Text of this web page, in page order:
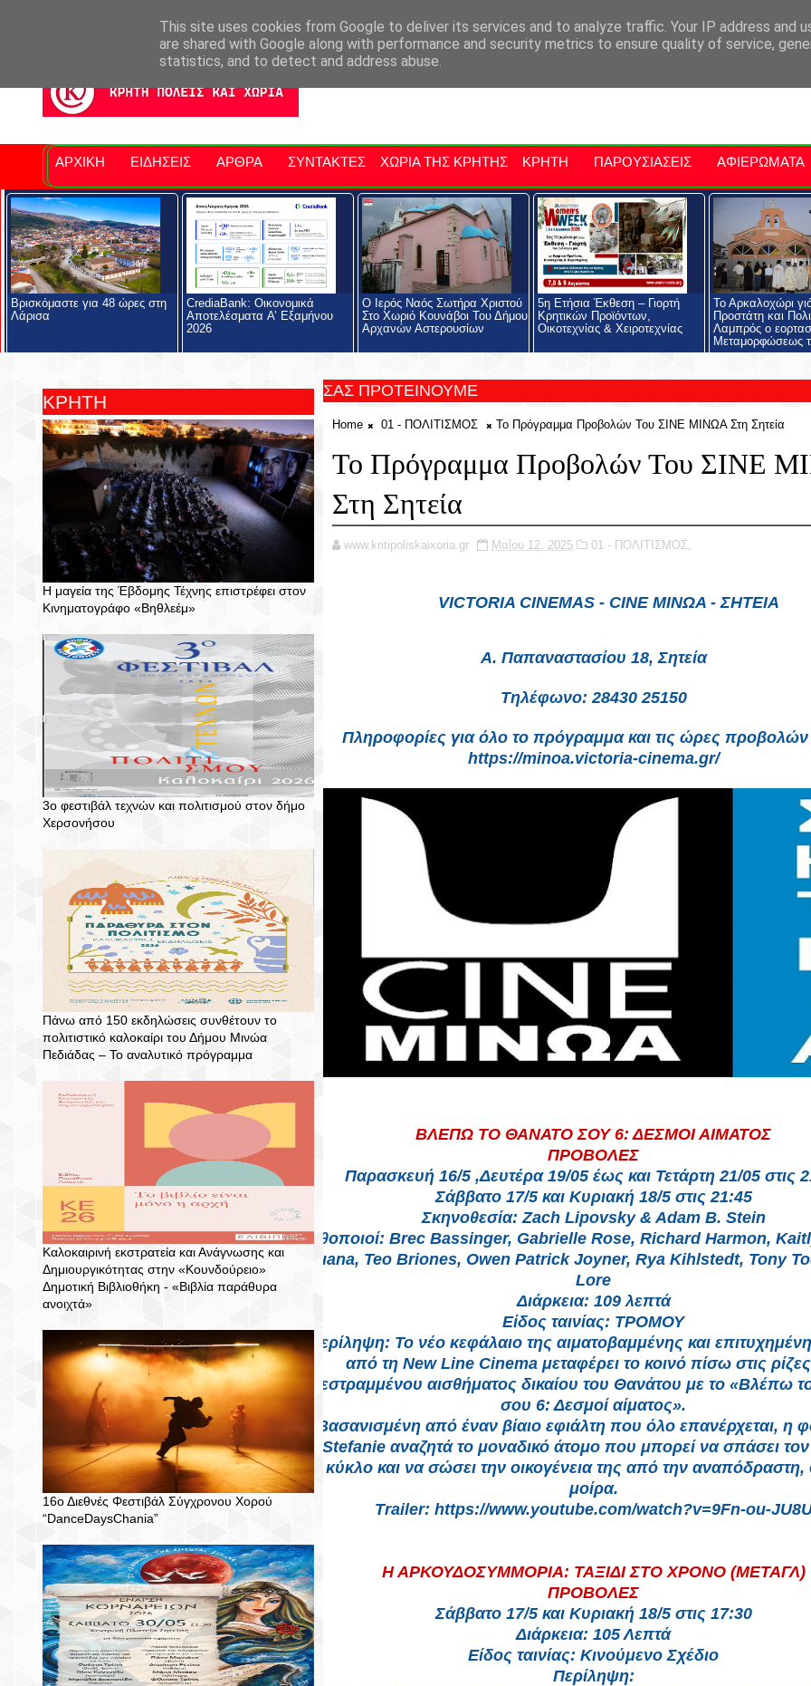
Νομός Λασιθίου Αγαπάμε Ρέθυμνο Επαρχία Μαλεβιζίου Εκδηλώσεις Στην Κρήτη Kriti Traveller
ΑΡΧΙΚΗ ΕΙΔΗΣΕΙΣ ΑΡΘΡΑ ΣΥΝΤΑΚΤΕΣ ΧΩΡΙΑ ΤΗΣ ΚΡΗΤΗΣ ΚΡΗΤΗ ΠΑΡΟΥΣΙΑΣΕΙΣ ΑΦΙΕΡΩΜΑΤΑ
Βρισκόμαστε για 48 ώρες στη
Λάρισα
CrediaBank: Οικονομικά
Αποτελέσματα A’ Εξαμήνου
2026
Ο Ιερός Ναός Σωτήρα Χριστού
Στο Χωριό Κουνάβοι Του Δήμου
Αρχανών Αστερουσίων
5η Ετήσια Έκθεση – Γιορτή
Κρητικών Προϊόντων,
Οικοτεχνίας & Χειροτεχνίας
Το Αρκαλοχώρι
Προστάτη και
Λαμπρός ο
Μεταμορφώσεως
ΚΡΗΤΗ
Η μαγεία της Έβδομης Τέχνης επιστρέφει στον
Κινηματογράφο «Βηθλεέμ»
3ο φεστιβάλ τεχνών και πολιτισμού στον δήμο
Χερσονήσου
Πάνω από 150 εκδηλώσεις συνθέτουν το
πολιτιστικό καλοκαίρι του Δήμου Μινώα
Πεδιάδας – To αναλυτικό πρόγραμμα
Καλοκαιρινή εκστρατεία και Ανάγνωσης και
Δημιουργικότητας στην «Κουνδούρειο»
Δημοτική Βιβλιοθήκη - «Βιβλία παράθυρα
ανοιχτά»
16ο Διεθνές Φεστιβάλ Σύγχρονου Χορού
“DanceDaysChania”
ΣΑΣ ΠΡΟΤΕΙΝΟΥΜΕ
Home 01 - ΠΟΛΙΤΙΣΜΟΣ Το Πρόγραμμα Προβολών Του ΣΙΝΕ ΜΙΝΩΑ Στη Σητεία
Το Πρόγραμμα Προβολών Του ΣΙΝΕ
Στη Σητεία
www.kritipoliskaixoria.gr Μαΐου 12, 2025 01 - ΠΟΛΙΤΙΣΜΟΣ,
VICTORIA CINEMAS - CINE ΜΙΝΩΑ - ΣΗΤΕΙΑ
Α. Παπαναστασίου 18, Σητεία
Τηλέφωνο: 28430 25150
Πληροφορίες για όλο το πρόγραμμα και τις ώρες προβολών
https://minoa.victoria-cinema.gr/
ΒΛΕΠΩ ΤΟ ΘΑΝΑΤΟ ΣΟΥ 6: ΔΕΣΜΟΙ ΑΙΜΑΤΟΣ
ΠΡΟΒΟΛΕΣ
Παρασκευή 16/5 ,Δευτέρα 19/05 έως και Τετάρτη 21/05 στις
Σάββατο 17/5 και Κυριακή 18/5 στις 21:45
Σκηνοθεσία: Zach Lipovsky & Adam B. Stein
Ηθοποιοί: Brec Bassinger, Gabrielle Rose, Richard Harmon,
Juana, Teo Briones, Owen Patrick Joyner, Rya Kihlstedt, Tony
Lore
Διάρκεια: 109 λεπτά
Είδος ταινίας: ΤΡΟΜΟΥ
Περίληψη: Το νέο κεφάλαιο της αιματοβαμμένης και
από τη New Line Cinema μεταφέρει το κοινό πίσω στις
διεστραμμένου αισθήματος δικαίου του Θανάτου με το «Βλέπω
σου 6: Δεσμοί αίματος».
Βασανισμένη από έναν βίαιο εφιάλτη που όλο επανέρχεται, η
Stefanie αναζητά το μοναδικό άτομο που μπορεί να σπάσει
κύκλο και να σώσει την οικογένεια της από την αναπόδραστη,
μοίρα.
Trailer: https://www.youtube.com/watch?v=9Fn-ou-
Η ΑΡΚΟΥΔΟΣΥΜΜΟΡΙΑ: ΤΑΞΙΔΙ ΣΤΟ ΧΡΟΝΟ (ΜΕΤΑΓΛ)
ΠΡΟΒΟΛΕΣ
Σάββατο 17/5 και Κυριακή 18/5 στις 17:30
Διάρκεια: 105 Λεπτά
Είδος ταινίας: Κινούμενο Σχέδιο
Περίληψη:
This site uses cookies from Google to deliver its services and to analyze traffic. Your IP address and
are shared with Google along with performance and security metrics to ensure quality of service,
statistics, and to detect and address abuse.